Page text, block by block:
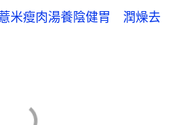
米瘦肉湯養陰健胃 潤燥去